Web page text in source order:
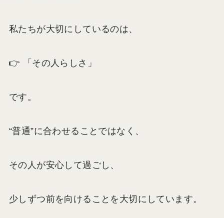
私たちが大切にしているのは、
👉 「その人らしさ」
です。
“普通”に合わせることではなく、
その人が安心して過ごし、
少しずつ前を向けることを大切にしています。